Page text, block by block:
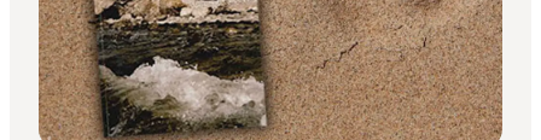
Pianifica il viaggio